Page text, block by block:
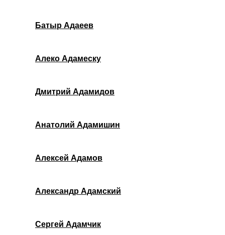
Батыр Адаеев
Алеко Адамеску
Дмитрий Адамидов
Анатолий Адамишин
Алексей Адамов
Александр Адамский
Сергей Адамчик